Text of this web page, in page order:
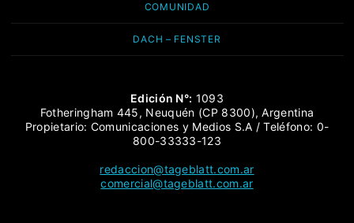
COMUNIDAD
DACH – FENSTER
Edición N°: 1093
Fotheringham 445, Neuquén (CP 8300), Argentina
Propietario: Comunicaciones y Medios S.A / Teléfono: 0-
800-33333-123
redaccion@tageblatt.com.ar
comercial@tageblatt.com.ar